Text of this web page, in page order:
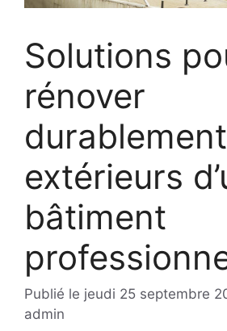
Solutions
rénover
extérieurs
bâtiment
Publié le jeudi 25 septembre
admin